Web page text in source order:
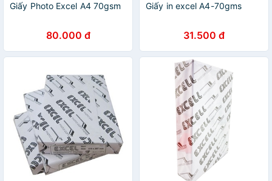
Giấy Photo Excel A4 70gsm
80.000 đ
Giấy in excel A4-70gms
31.500 đ